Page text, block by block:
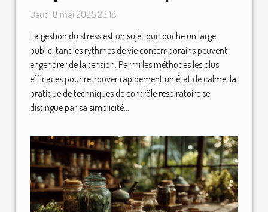
contrôle respiratoire pour
apaiser l'esprit
Jeudi 8 mai 2025 23:18
La gestion du stress est un sujet qui touche un large
public, tant les rythmes de vie contemporains peuvent
engendrer de la tension. Parmi les méthodes les plus
efficaces pour retrouver rapidement un état de calme, la
pratique de techniques de contrôle respiratoire se
distingue par sa simplicité...